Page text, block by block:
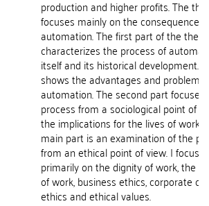
production and higher profits. The
focuses mainly on the consequences
automation. The first part of the
characterizes the process of
itself and its historical development. It
shows the advantages and problems
automation. The second part
process from a sociological point of
the implications for the lives of
main part is an examination of the
from an ethical point of view. I focus
primarily on the dignity of work, the
of work, business ethics, corporate
ethics and ethical values.